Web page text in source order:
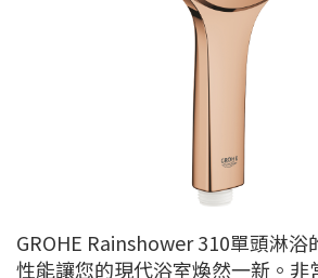
GROHE Rainshower 310單頭淋
性能讓您的現代浴室煥然一新。非